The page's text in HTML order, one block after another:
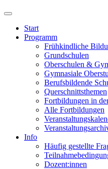
Start
Programm
Frühkindliche
Grundschulen
Oberschulen &
Gymnasiale
Berufsbildende
Querschnittsthemen
Fortbildungen in
Alle Fortbildungen
Info
Häufig gestellte
Dozent:innen